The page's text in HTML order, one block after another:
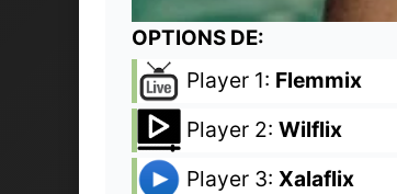
OPTIONS DE:
Player 1: Flemmix
Player 2: Wilflix
Player 3: Xalaflix